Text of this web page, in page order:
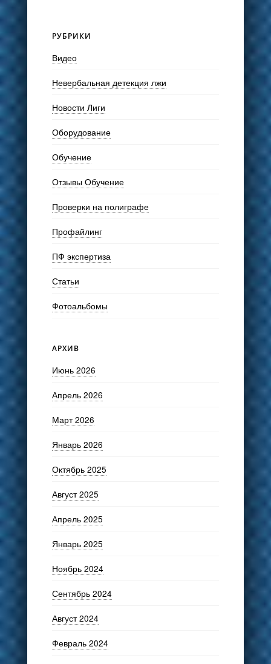
РУБРИКИ
Видео
Невербальная детекция лжи
Новости Лиги
Оборудование
Обучение
Отзывы Обучение
Проверки на полиграфе
Профайлинг
ПФ экспертиза
Статьи
Фотоальбомы
АРХИВ
Июнь 2026
Апрель 2026
Март 2026
Январь 2026
Октябрь 2025
Август 2025
Апрель 2025
Январь 2025
Ноябрь 2024
Сентябрь 2024
Август 2024
Февраль 2024